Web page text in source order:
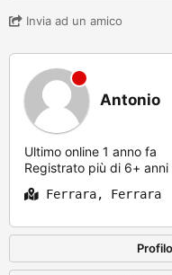
Invia ad un amico
Antonio
Ultimo online 1 anno fa
Registrato più di 6+ anni
Ferrara, Ferrara